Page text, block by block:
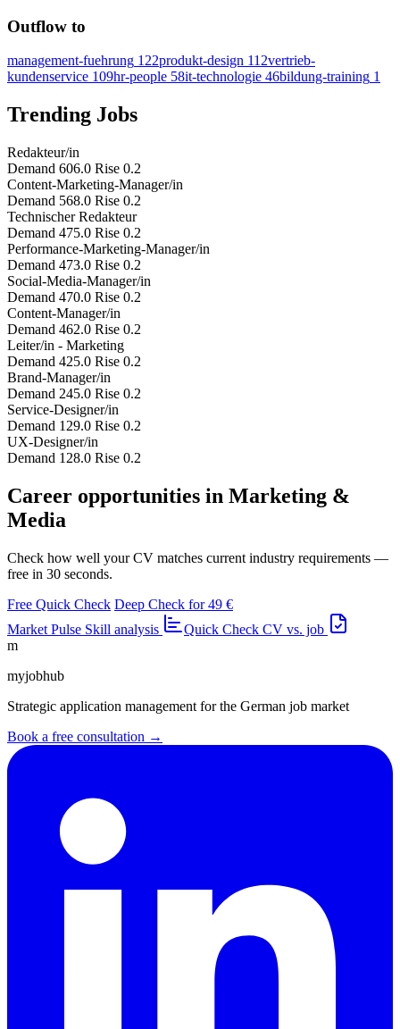
Outflow to
management-fuehrung 122produkt-design 112vertrieb-
kundenservice 109hr-people 58it-technologie 46bildung-training 1
Trending Jobs
Redakteur/in
Demand 606.0 Rise 0.2
Content-Marketing-Manager/in
Demand 568.0 Rise 0.2
Technischer Redakteur
Demand 475.0 Rise 0.2
Performance-Marketing-Manager/in
Demand 473.0 Rise 0.2
Social-Media-Manager/in
Demand 470.0 Rise 0.2
Content-Manager/in
Demand 462.0 Rise 0.2
Leiter/in - Marketing
Demand 425.0 Rise 0.2
Brand-Manager/in
Demand 245.0 Rise 0.2
Service-Designer/in
Demand 129.0 Rise 0.2
UX-Designer/in
Demand 128.0 Rise 0.2
Career opportunities in Marketing &
Media
Check how well your CV matches current industry requirements —
free in 30 seconds.
Free Quick Check Deep Check for 49 €
Market Pulse Skill analysis Quick Check CV vs. job
m
myjobhub
Strategic application management for the German job market
Book a free consultation →